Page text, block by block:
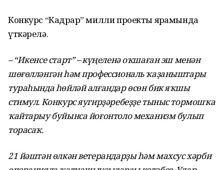
Конкурс “Кадрҙар” милли проекты ярҙамында
үткәрелә.
– “Икенсе старт” – күңеленә оҡшаған эш менән
шөғөлләнгән һәм профессиональ ҡаҙаныштары
тураһында һөйләй алғандар өсөн бик яҡшы
стимул. Конкурс яугирҙәребеҙҙе тыныс тормошҡа
ҡайтарыу буйынса йоғонтоло механизм булып
торасаҡ.
21 йәштән өлкән ветерандарҙы һәм махсус хәрби